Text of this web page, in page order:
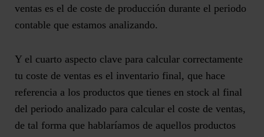
ventas es el de coste de producción durante el periodo
contable que estamos analizando.
Y el cuarto aspecto clave para calcular correctamente
tu coste de ventas es el inventario final, que hace
referencia a los productos que tienes en stock al final
del periodo analizado para calcular el coste de ventas,
de tal forma que hablaríamos de aquellos productos